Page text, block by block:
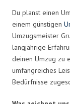
Du planst einen
einem günstigen
Umzugsmeister
langjährige
deinen Umzug zu
umfangreiches
Bedürfnisse